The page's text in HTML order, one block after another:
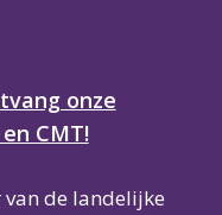
onze
CMT!
de landelijke